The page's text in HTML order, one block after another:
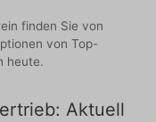
finden Sie von
von Top-
heute.
Aktuell